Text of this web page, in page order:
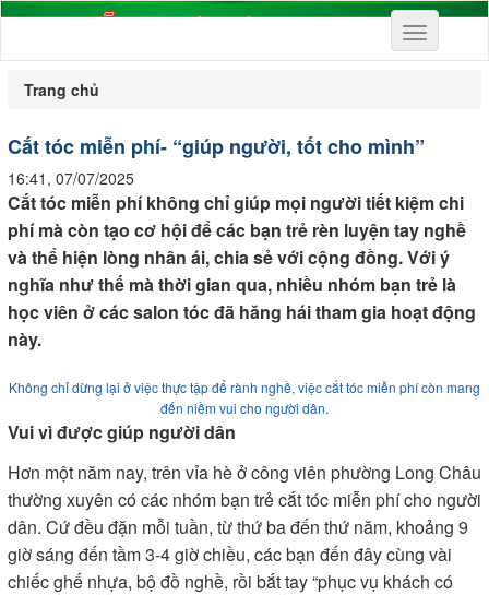
Toggle
navigation
Trang chủ
Cắt tóc miễn phí- “giúp người, tốt cho mình”
16:41, 07/07/2025
Cắt tóc miễn phí không chỉ giúp mọi người tiết kiệm chi
phí mà còn tạo cơ hội để các bạn trẻ rèn luyện tay nghề
và thể hiện lòng nhân ái, chia sẻ với cộng đồng. Với ý
nghĩa như thế mà thời gian qua, nhiều nhóm bạn trẻ là
học viên ở các salon tóc đã hăng hái tham gia hoạt động
này.
Không chỉ dừng lại ở việc thực tập để rành nghề, việc cắt tóc miễn phí còn mang
đến niềm vui cho người dân.
Vui vì được giúp người dân
Hơn một năm nay, trên vỉa hè ở công viên phường Long Châu
thường xuyên có các nhóm bạn trẻ cắt tóc miễn phí cho người
dân. Cứ đều đặn mỗi tuần, từ thứ ba đến thứ năm, khoảng 9
giờ sáng đến tầm 3-4 giờ chiều, các bạn đến đây cùng vài
chiếc ghế nhựa, bộ đồ nghề, rồi bắt tay “phục vụ khách có